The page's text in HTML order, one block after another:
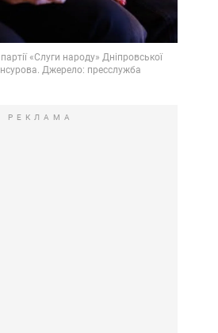
РЕКЛАМА